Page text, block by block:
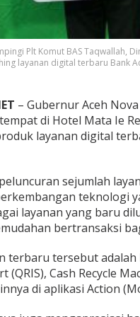
Plt Komut BAS Taqwallah,
layanan digital terbaru Bank
– Gubernur Aceh
di Hotel Mata Ie
layanan digital
sejumlah
teknologi
layanan yang baru
bertransaksi
terbaru tersebut adalah
Cash Recycle
di aplikasi Action